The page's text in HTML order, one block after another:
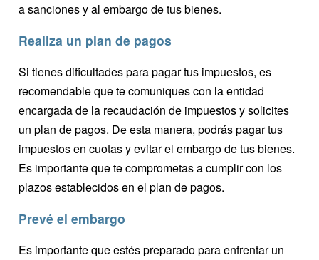
a sanciones y al embargo de tus bienes.
Realiza un plan de pagos
Si tienes dificultades para pagar tus impuestos, es
recomendable que te comuniques con la entidad
encargada de la recaudación de impuestos y solicites
un plan de pagos. De esta manera, podrás pagar tus
impuestos en cuotas y evitar el embargo de tus bienes.
Es importante que te comprometas a cumplir con los
plazos establecidos en el plan de pagos.
Prevé el embargo
Es importante que estés preparado para enfrentar un